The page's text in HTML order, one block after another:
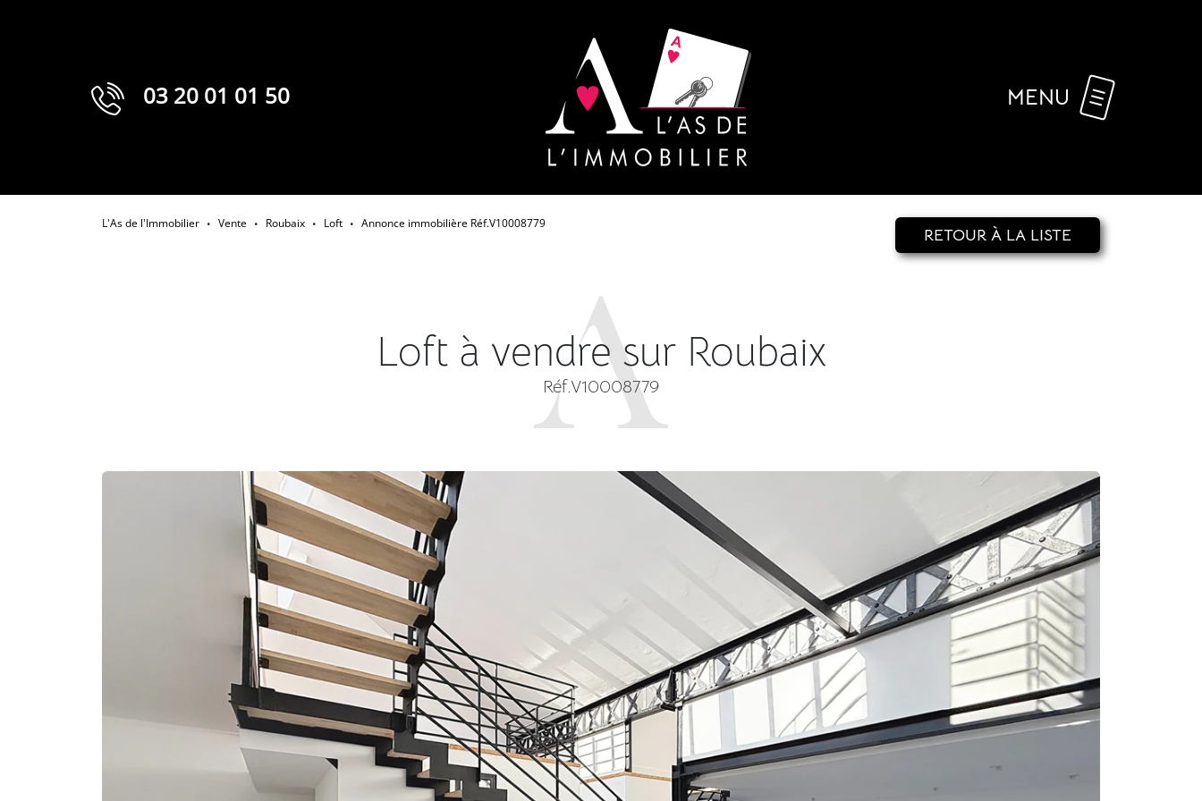
03 20 01 01 50 MENU
L'As de l'Immobilier • Vente • Roubaix • Loft • Annonce immobilière Réf.V10008779
RETOUR À LA LISTE
Loft à vendre sur Roubaix
Réf.V10008779